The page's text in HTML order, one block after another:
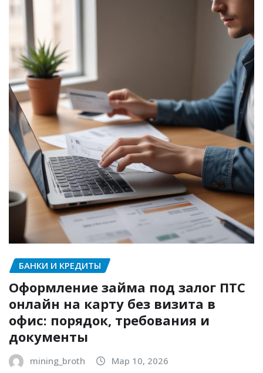
БАНКИ И КРЕДИТЫ
Оформление займа под залог ПТС
онлайн на карту без визита в
офис: порядок, требования и
документы
mining_broth Мар 10, 2026